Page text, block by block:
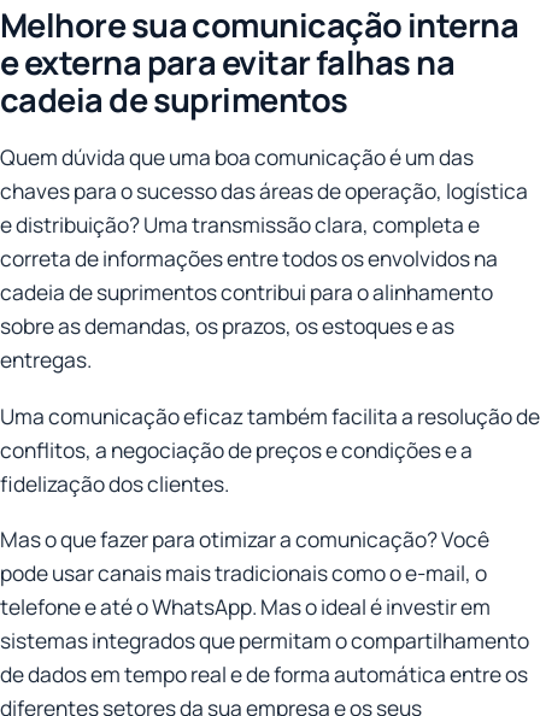
Melhore sua comunicação interna
e externa para evitar falhas na
cadeia de suprimentos
Quem dúvida que uma boa comunicação é um das
chaves para o sucesso das áreas de operação, logística
e distribuição? Uma transmissão clara, completa e
correta de informações entre todos os envolvidos na
cadeia de suprimentos contribui para o alinhamento
sobre as demandas, os prazos, os estoques e as
entregas.
Uma comunicação eficaz também facilita a resolução de
conflitos, a negociação de preços e condições e a
fidelização dos clientes.
Mas o que fazer para otimizar a comunicação? Você
pode usar canais mais tradicionais como o e-mail, o
telefone e até o WhatsApp. Mas o ideal é investir em
sistemas integrados que permitam o compartilhamento
de dados em tempo real e de forma automática entre os
diferentes setores da sua empresa e os seus